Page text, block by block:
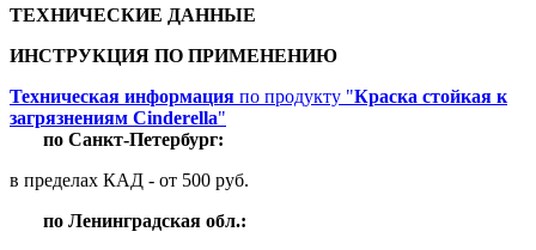
ТЕХНИЧЕСКИЕ ДАННЫЕ
ИНСТРУКЦИЯ ПО ПРИМЕНЕНИЮ
Техническая информация по продукту "Краска стойкая к
загрязнениям Cinderella"
по Санкт-Петербург:
в пределах КАД - от 500 руб.
по Ленинградская обл.: